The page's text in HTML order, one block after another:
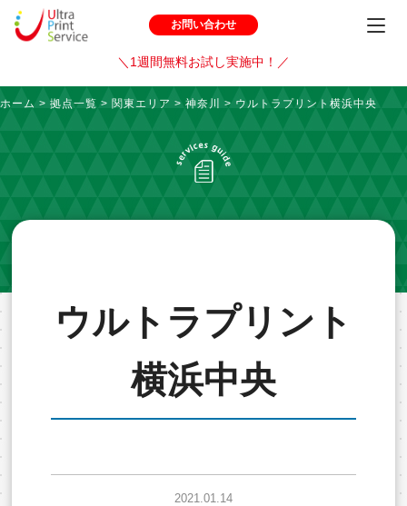
お問い合わせ
＼1週間無料お試し実施中！／
ホーム > 拠点一覧 > 関東エリア > 神奈川 > ウルトラプリント横浜中央
ウルトラプリント
横浜中央
2021.01.14